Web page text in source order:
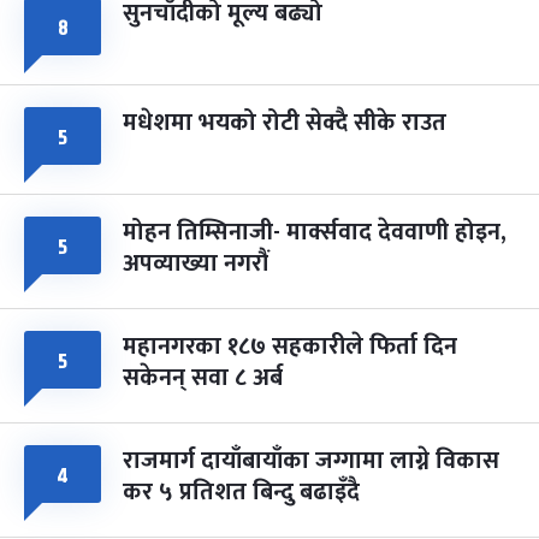
८ सुनचाँदीको मूल्य बढ्यो
५ मधेशमा भयको रोटी सेक्दै सीके राउत
५ मोहन तिम्सिनाजी- मार्क्सवाद देववाणी होइन,
अपव्याख्या नगरौं
५ महानगरका १८७ सहकारीले फिर्ता दिन
सकेनन् सवा ८ अर्ब
४ राजमार्ग दायाँबायाँका जग्गामा लाग्ने विकास
कर ५ प्रतिशत बिन्दु बढाइँदै